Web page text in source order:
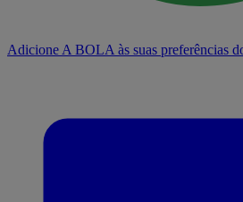
Adicione A BOLA às suas preferências